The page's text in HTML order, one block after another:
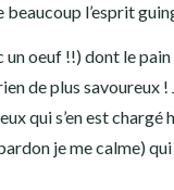
l’esprit
oeuf !!) dont le
de plus savoureux
qui s’en est
je me calme)